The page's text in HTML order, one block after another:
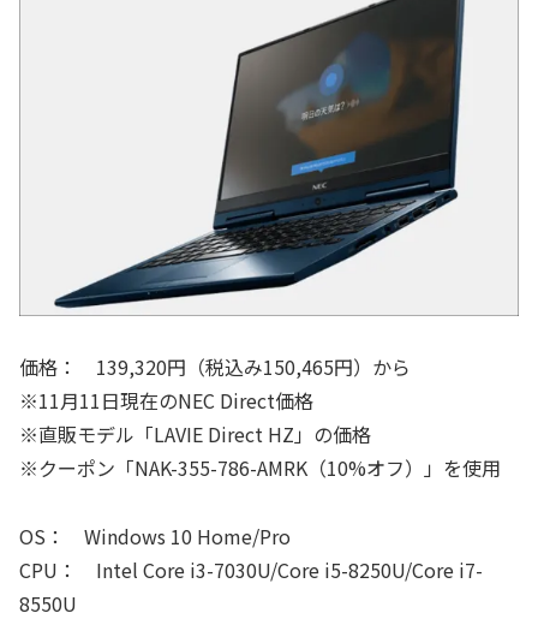
価格： 139,320円（税込み150,465円）から
※11月11日現在のNEC Direct価格
※直販モデル「LAVIE Direct HZ」の価格
※クーポン「NAK-355-786-AMRK（10%オフ）」を使用
OS： Windows 10 Home/Pro
CPU： Intel Core i3-7030U/Core i5-8250U/Core i7-
8550U